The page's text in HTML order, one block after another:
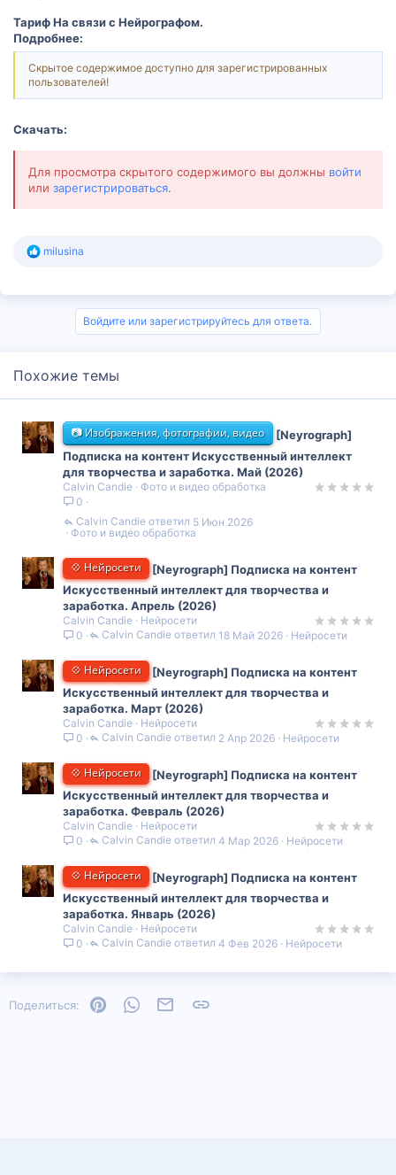
Тариф На связи с Нейрографом.
Подробнее:
Скрытое содержимое доступно для зарегистрированных
пользователей!
Скачать:
Для просмотра скрытого содержимого вы должны войти
или зарегистрироваться.
Р
к
milusina
Войдите или зарегистрируйтесь для ответа.
Похожие темы
📷 Изображения, фотографии, видео
[Neyrograph]
Подписка на контент Искусственный интеллект
для творчества и заработка. Май (2026)
Calvin Candie
Фото и видео обработка
0
Фото и видео обработка
5 Июн 2026
Calvin Candie
💠 Нейросети
[Neyrograph] Подписка на контент
Искусственный интеллект для творчества и
заработка. Апрель (2026)
Calvin Candie
Нейросети
0
Нейросети
18 Май 2026
Calvin Candie
💠 Нейросети
[Neyrograph] Подписка на контент
Искусственный интеллект для творчества и
заработка. Март (2026)
Calvin Candie
Нейросети
0
Нейросети
2 Апр 2026
Calvin Candie
💠 Нейросети
[Neyrograph] Подписка на контент
Искусственный интеллект для творчества и
заработка. Февраль (2026)
Calvin Candie
Нейросети
0
Нейросети
4 Мар 2026
Calvin Candie
💠 Нейросети
[Neyrograph] Подписка на контент
Искусственный интеллект для творчества и
заработка. Январь (2026)
Calvin Candie
Нейросети
0
Нейросети
4 Фев 2026
Calvin Candie
Поделиться: PinterestWhatsAppЭлектронная почта